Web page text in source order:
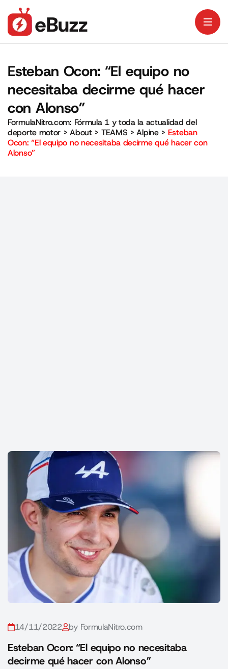
Esteban Ocon: “El equipo no
necesitaba decirme qué hacer
con Alonso”
FormulaNitro.com: Fórmula 1 y toda la actualidad del
deporte motor >About> TEAMS >Alpine> Esteban
Ocon: “El equipo no necesitaba decirme qué hacer con
Alonso”
14/11/2022 by FormulaNitro.com
Esteban Ocon: “El equipo no necesitaba
decirme qué hacer con Alonso”